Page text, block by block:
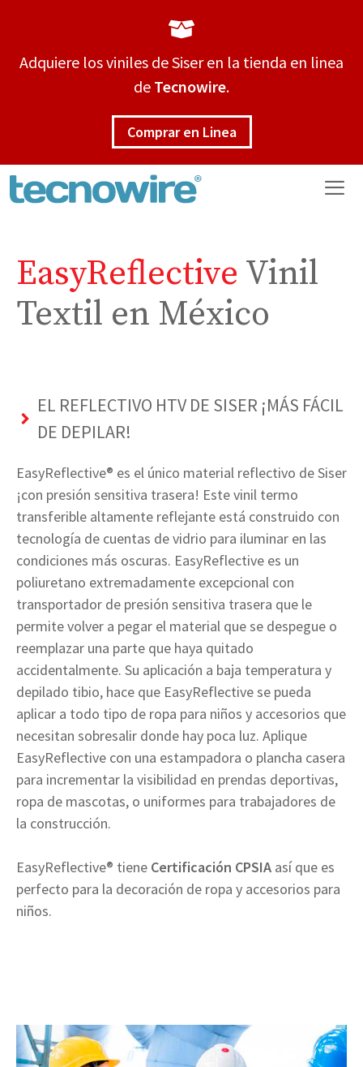
contenido
Adquiere los viniles de Siser en la tienda en linea
de Tecnowire.
Comprar en Linea
EasyReflective Vinil
Textil en México
EL REFLECTIVO HTV DE SISER ¡MÁS FÁCIL
DE DEPILAR!
EasyReflective® es el único material reflectivo de Siser
¡con presión sensitiva trasera! Este vinil termo
transferible altamente reflejante está construido con
tecnología de cuentas de vidrio para iluminar en las
condiciones más oscuras. EasyReflective es un
poliuretano extremadamente excepcional con
transportador de presión sensitiva trasera que le
permite volver a pegar el material que se despegue o
reemplazar una parte que haya quitado
accidentalmente. Su aplicación a baja temperatura y
depilado tibio, hace que EasyReflective se pueda
aplicar a todo tipo de ropa para niños y accesorios que
necesitan sobresalir donde hay poca luz. Aplique
EasyReflective con una estampadora o plancha casera
para incrementar la visibilidad en prendas deportivas,
ropa de mascotas, o uniformes para trabajadores de
la construcción.
EasyReflective® tiene Certificación CPSIA así que es
perfecto para la decoración de ropa y accesorios para
niños.